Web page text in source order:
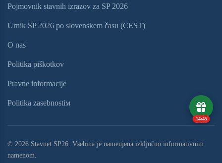
Pojmovnik stavnih izrazov za SP 2026
Urnik SP 2026 po slovenskem času (CEST)
O nas
Politika piškotkov
Pravne informacije
Politika zasebnostiм
© 2026 Stavnet SP26. Vsebina je namenjena izključno informativnim
namenom.
14:44